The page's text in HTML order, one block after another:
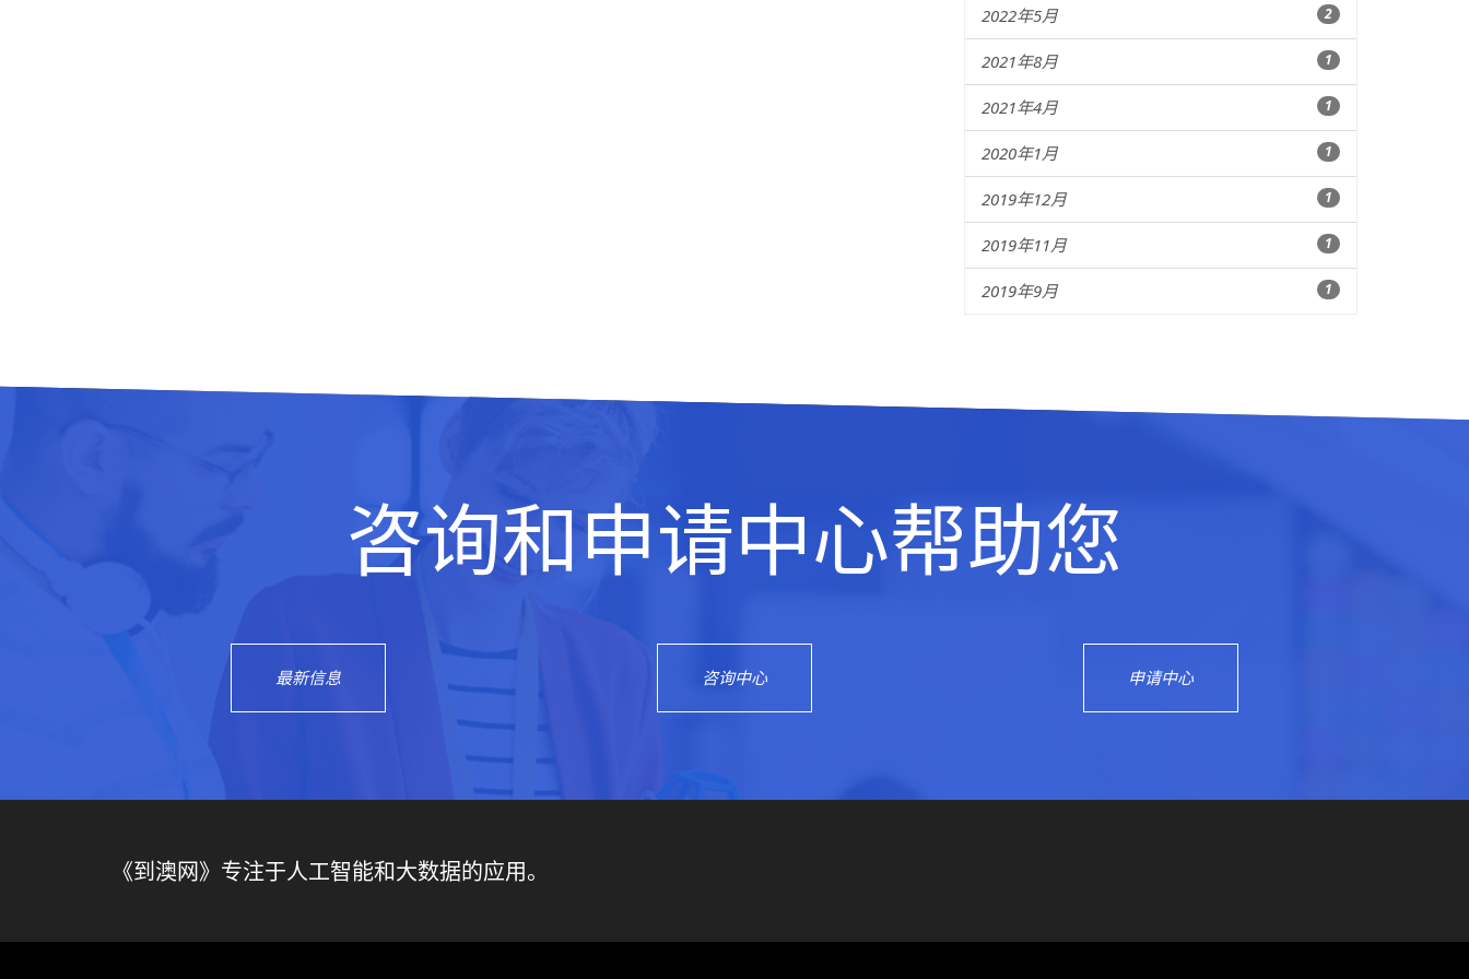
2022年5月 2
2021年8月 1
2021年4月 1
2020年1月 1
2019年12月 1
2019年11月 1
2019年9月 1
咨询和申请中心帮助您
最新信息 咨询中心 申请中心
《到澳网》专注于人工智能和大数据的应用。